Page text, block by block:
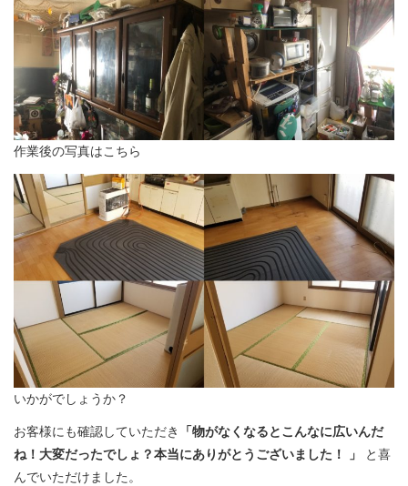
作業後の写真はこちら
いかがでしょうか？
お客様にも確認していただき
「物がなくなるとこんなに広いんだ
ね！大変だったでしょ？本当にありがとうございました！ 」
と喜
んでいただけました。